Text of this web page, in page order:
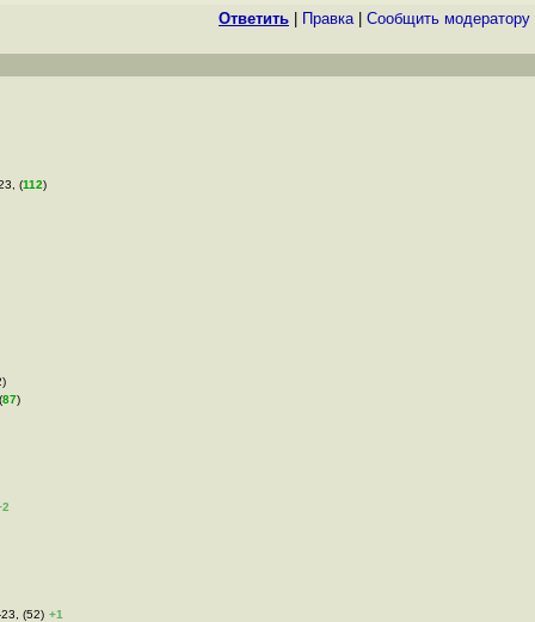
Ответить Правка| Cообщить модератору
(112)
87)
(52) +1